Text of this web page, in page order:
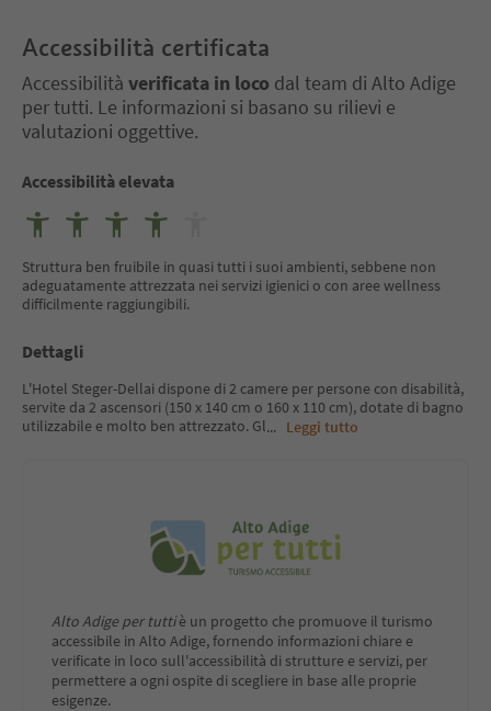
Accessibilità certificata
Accessibilità verificata in loco dal team di Alto Adige
per tutti. Le informazioni si basano su rilievi e
valutazioni oggettive.
Accessibilità elevata
Struttura ben fruibile in quasi tutti i suoi ambienti, sebbene non
adeguatamente attrezzata nei servizi igienici o con aree wellness
difficilmente raggiungibili.
Dettagli
L'Hotel Steger-Dellai dispone di 2 camere per persone con disabilità,
servite da 2 ascensori (150 x 140 cm o 160 x 110 cm), dotate di bagno
utilizzabile e molto ben attrezzato. Gl... Leggi tutto
Alto Adige per tuttiè un progetto che promuove il turismo
accessibile in Alto Adige, fornendo informazioni chiare e
verificate in loco sull'accessibilità di strutture e servizi, per
permettere a ogni ospite di scegliere in base alle proprie
esigenze.